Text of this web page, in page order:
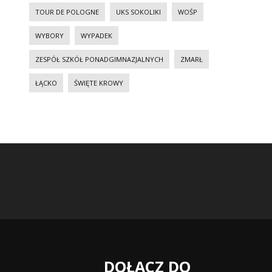
TOUR DE POLOGNE UKS SOKOLIKI WOŚP
WYBORY WYPADEK
ZESPÓŁ SZKÓŁ PONADGIMNAZJALNYCH ZMARŁ
ŁĄCKO ŚWIĘTE KROWY
DOŁĄCZ DO